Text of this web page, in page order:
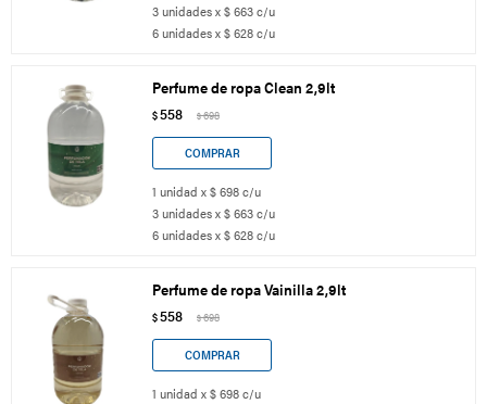
3 unidades x $ 663 c/u
6 unidades x $ 628 c/u
Perfume de ropa Clean 2,9lt
$558 $698
1 unidad x $ 698 c/u
3 unidades x $ 663 c/u
6 unidades x $ 628 c/u
Perfume de ropa Vainilla 2,9lt
$558 $698
1 unidad x $ 698 c/u